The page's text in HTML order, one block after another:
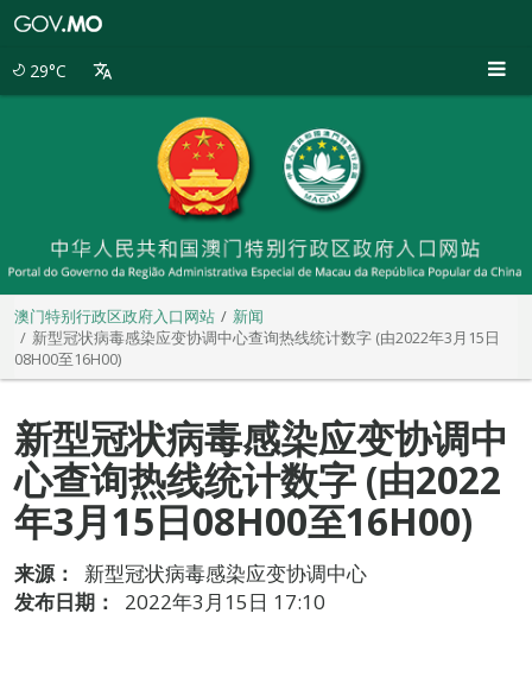
29°C
澳门特别行政区政府入口网站
新闻
新型冠状病毒感染应变协调中心查询热线统计数字 (由2022年3月15日
08H00至16H00)
新型冠状病毒感染应变协调中
心查询热线统计数字 (由2022
年3月15日08H00至16H00)
来源：
新型冠状病毒感染应变协调中心
发布日期：
2022年3月15日 17:10